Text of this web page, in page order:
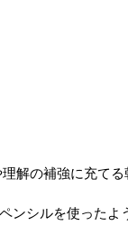
解の補強に充て
ンシルを使ったよ